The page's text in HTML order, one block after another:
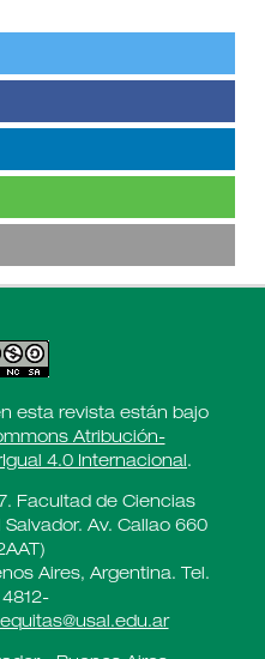
esta revista están bajo
Atribución-
4.0 Internacional.
Facultad de Ciencias
Av. Callao 660
Aires, Argentina. Tel.
4812-